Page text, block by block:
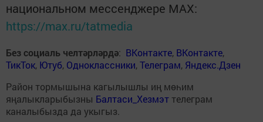
национальном мессенджере MАХ:
https://max.ru/tatmedia
Без социаль челтәрләрдә: ВКонтакте, ВКонтакте,
ТикТок, Ютуб, Одноклассники,Телеграм, Яндекс.Дзен
Район тормышына кагылышлы иң мөһим
яңалыкларыбызны Балтаси_Хезмэт телеграм
каналыбызда да укыгыз.